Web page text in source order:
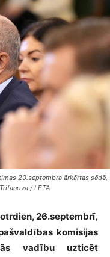
20.septembra ārkārtas sēdē,
/ LETA
26.septembrī,
komisijas
vadību uzticēt